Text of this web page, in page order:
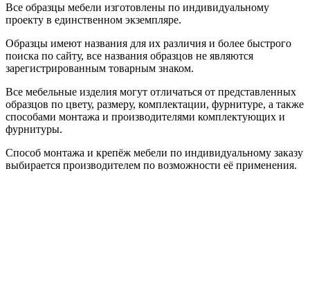
Все образцы мебели изготовлены по индивидуальному
проекту в единственном экземпляре.
Образцы имеют названия для их различия и более быстрого
поиска по сайту, все названия образцов не являются
зарегистрированным товарным знаком.
Все мебельные изделия могут отличаться от представленных
образцов по цвету, размеру, комплектации, фурнитуре, а также
способами монтажа и производителями комплектующих и
фурнитуры.
Способ монтажа и крепёж мебели по индивидуальному заказу
выбирается производителем по возможности её применения.